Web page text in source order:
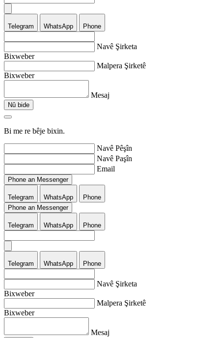
Telegram WhatsApp Phone
Navê Şirketa
Bixweber
Malpera Şirketê
Bixweber
Mesaj
Nû bide
Bi me re bêje bixin.
Navê Pêşîn
Navê Paşîn
Email
Phone an Messenger
Telegram WhatsApp
Phone
Phone an Messenger
Telegram WhatsApp Phone
Telegram WhatsApp Phone
Navê Şirketa
Bixweber
Malpera Şirketê
Bixweber
Mesaj